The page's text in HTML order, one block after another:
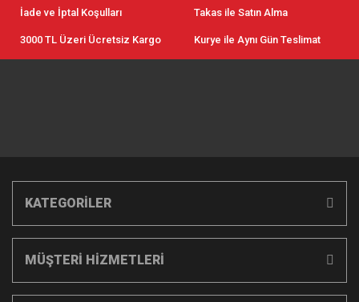
İade ve İptal Koşulları Takas ile Satın Alma
3000 TL Üzeri Ücretsiz Kargo Kurye ile Aynı Gün Teslimat
KATEGORİLER
MÜŞTERİ HİZMETLERİ